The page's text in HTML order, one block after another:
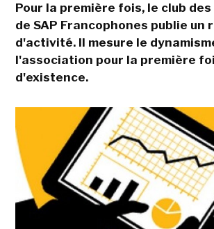
Pour la première fois, le club
de SAP Francophones publie un
d'activité. Il mesure le
l'association pour la première
d'existence.